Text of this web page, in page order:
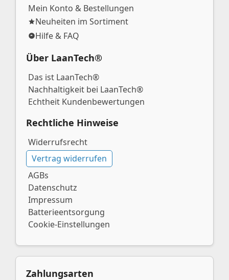
Mein Konto & Bestellungen
Neuheiten im Sortiment
Hilfe & FAQ
Über LaanTech®
Das ist LaanTech®
Nachhaltigkeit bei LaanTech®
Echtheit Kundenbewertungen
Rechtliche Hinweise
Widerrufsrecht
Vertrag widerrufen
AGBs
Datenschutz
Impressum
Batterieentsorgung
Cookie-Einstellungen
Zahlungsarten